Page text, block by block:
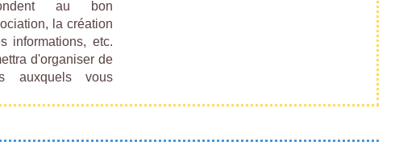
au bon
la création
informations, etc.
d'organiser de
auxquels vous